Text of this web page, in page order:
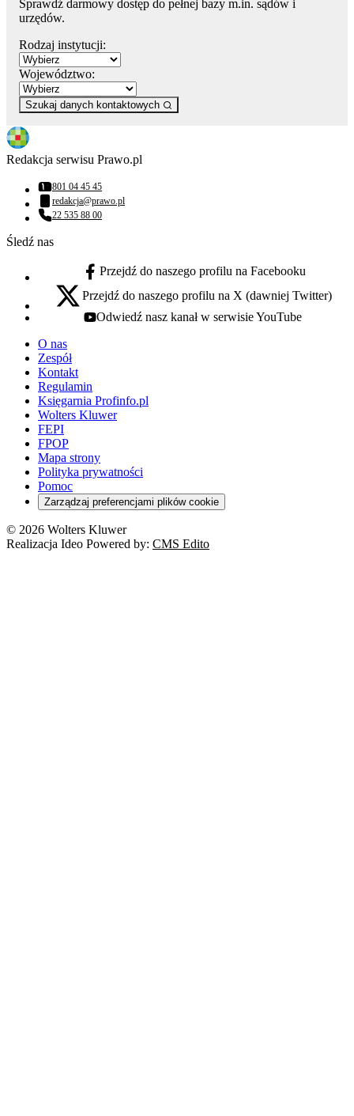
Sprawdź darmowy dostęp do pełnej bazy m.in. sądów i
urzędów.
Rodzaj instytucji:
Województwo:
Szukaj danych kontaktowych
Redakcja serwisu Prawo.pl
Numer telefonu:
801 04 45 45
Adres email:
redakcja@prawo.pl
Numer telefonu:
22 535 88 00
Śledź nas
facebook - otwiera się w nowej karcie
Przejdź do naszego profilu na Facebooku
x - otwiera się w nowej karcie
Przejdź do naszego profilu na X (dawniej Twitter)
youtube - otwiera się w nowej karcie
Odwiedź nasz kanał w serwisie YouTube
O nas
Zespół
Kontakt
Regulamin
Księgarnia Profinfo.pl
Wolters Kluwer
FEPI
FPOP
Mapa strony
Polityka prywatności
Pomoc
Zarządzaj preferencjami plików cookie
© 2026 Wolters Kluwer
Realizacja Ideo Powered by: CMS Edito